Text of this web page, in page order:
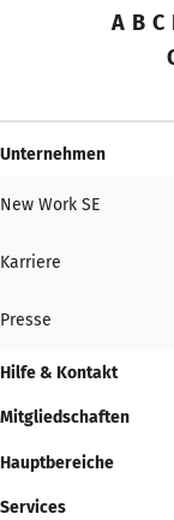
A B C
Unternehmen
New Work SE
Karriere
Presse
Hilfe & Kontakt
Mitgliedschaften
Hauptbereiche
Services